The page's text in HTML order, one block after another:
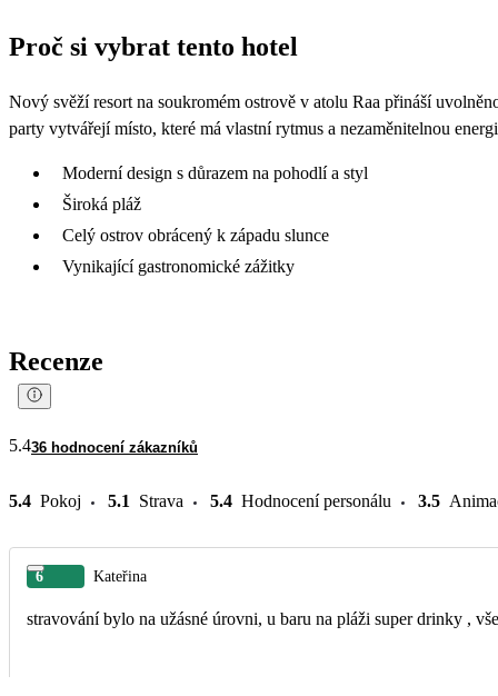
Proč si vybrat tento hotel
Nový svěží resort na soukromém ostrově v atolu Raa přináší
party vytvářejí místo, které má vlastní rytmus a nezaměnitelnou
Moderní design s důrazem na pohodlí a styl
Široká pláž
Celý ostrov obrácený k západu slunce
Vynikající gastronomické zážitky
Recenze
5.436 hodnocení zákazníků
5.4 Pokoj 5.1 Strava 5.4 Hodnocení personálu 3.5
6 Kateřina
stravování bylo na užásné úrovni, u baru na pláži super drinky ,